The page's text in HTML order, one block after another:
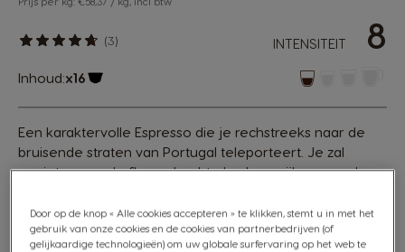
INTENSITEIT 8
(3)
Inhoud:x16
Een karaktervolle Espresso die je rechstreeks naar de
bruisende straten van Portugal teleporteert. Je zal
genieten van de fluweelzachte body en rijke aroma's,
uit Colombia en Robusta-bonen uit Kameroen, Uganda
en Vietnam.
Door op de knop « Alle cookies accepteren » te klikken, stemt u in met het
gebruik van onze cookies en de cookies van partnerbedrijven (of
gelijkaardige technologieën) om uw globale surfervaring op het web te